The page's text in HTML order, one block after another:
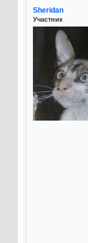
Sheridan
Участник